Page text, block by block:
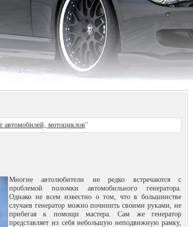
автомобилей, мотоциклов"
Многие автолюбители не редко встречаются с
проблемой поломки автомобильного генератора.
Однако не всем известно о том, что в большинстве
случаев генератор можно починить своими руками, не
прибегая к помощи мастера. Сам же генератор
представляет из себя небольшую неподвижную рамку,